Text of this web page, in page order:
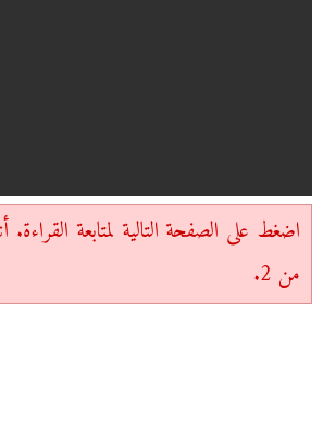
من 2.